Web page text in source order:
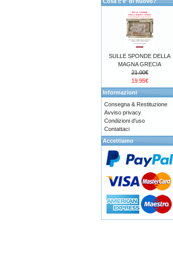
SULLE SPONDE DELLA
MAGNA GRECIA
21.00€
19.95€
Informazioni
Consegna & Restituzione
Avviso privacy
Condizioni d'uso
Contattaci
Accettiamo